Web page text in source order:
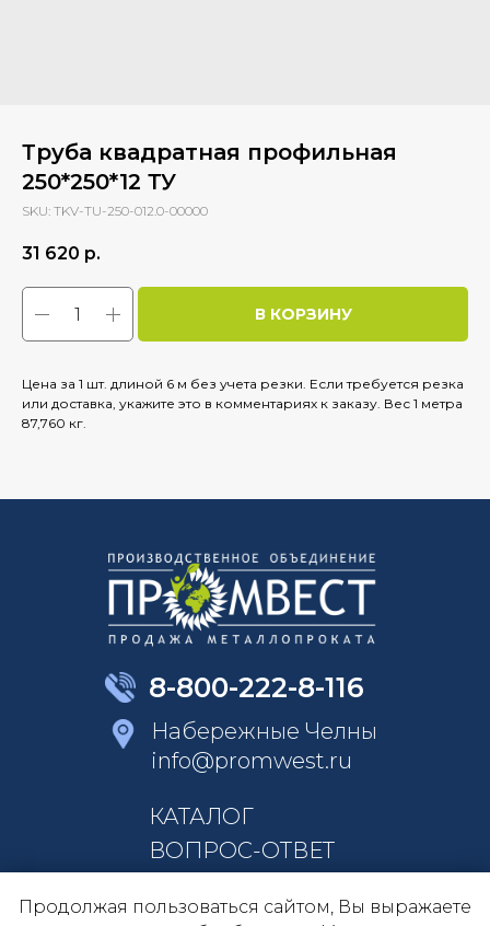
Труба квадратная профильная
250*250*12 ТУ
SKU: TKV-TU-250-012.0-00000
31 620 р.
В КОРЗИНУ
Цена за 1 шт. длиной 6 м без учета резки. Если требуется резка
или доставка, укажите это в комментариях к заказу. Вес 1 метра
87,760 кг.
КАТАЛОГ
ВОПРОС-ОТВЕТ
О КОМПАНИИ
8-800-222-8-116
Набережные Челны
info@promwest.ru
Продолжая пользоваться сайтом, Вы выражаете